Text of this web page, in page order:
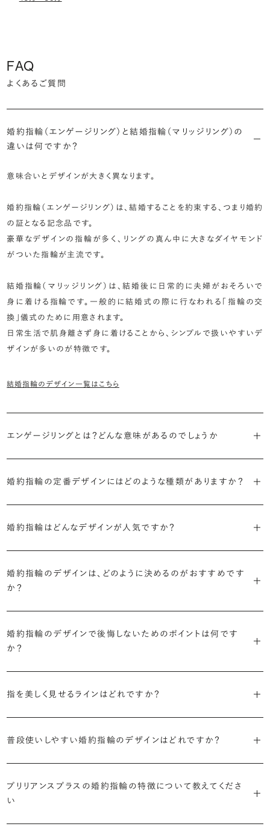
FAQ
よくあるご質問
婚約指輪（エンゲージリング）と結婚指輪（マリッジリング）の
違いは何ですか？
意味合いとデザインが大きく異なります。
婚約指輪（エンゲージリング）は、結婚することを約束する、つまり婚約
の証となる記念品です。
豪華なデザインの指輪が多く、リングの真ん中に大きなダイヤモンド
がついた指輪が主流です。
結婚指輪（マリッジリング）は、結婚後に日常的に夫婦がおそろいで
身に着ける指輪です。一般的に結婚式の際に行なわれる「指輪の交
換」儀式のために用意されます。
日常生活で肌身離さず身に着けることから、シンプルで扱いやすいデ
ザインが多いのが特徴です。
結婚指輪のデザイン一覧はこちら
エンゲージリングとは？どんな意味があるのでしょうか
リング」は婚約指輪の別名です。
Ring（エンゲージメントリング）と呼ばれます。
婚約指輪の定番デザインにはどのような種類がありますか？
リリアンスプラスでも不動の人気を誇ります。
えたデザイン。愛らしい雰囲気が楽しめます。
るという点でも人気があります。
ン。手元にしっかりと存在感を添えてくれます。
華やかなデザインをお好みの方から非常に人気です。
婚約指輪はどんなデザインが人気ですか？
に留めた王道のデザイン「ソリティア」です。
婚約指輪のデザインは、どのように決めるのがおすすめです
か？
す。
絞り、次にアームのフォルム（ストレート／ウェーブ／V字）と素材（プ
・年齢を重ねても似合うリングを目指す
・着用シーンを想像して選ぶ
日常的に身に着けたいのか、お出かけの時だけ身に着けたいのか
婚約指輪のデザインで後悔しないためのポイントは何です
か？
は実物を指に着けて見え方を確かめることです。
までじっくりと試着していただけます。
ショールームで婚約指輪を試着する
指を美しく見せるラインはどれですか？
見えやすいと言われています。
てきます。ぜひ、所要時間30秒のブリリアンスプラスオリジナル診断を
活用して、ご自身にぴったりのラインを探してみてください。
普段使いしやすい婚約指輪のデザインはどれですか？
なります。ブリリアンスプラスでは、普段の生活の中でも婚約指輪を楽
しく身に着けていただけるよう、全てのデザインが高さを抑えて作られ
プリリアンスプラスの婚約指輪の特徴について教えてくださ
い